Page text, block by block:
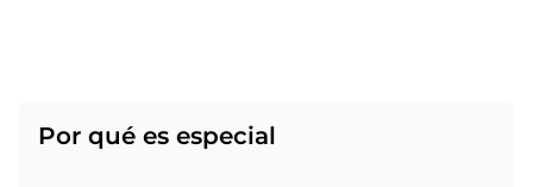
Por qué es especial